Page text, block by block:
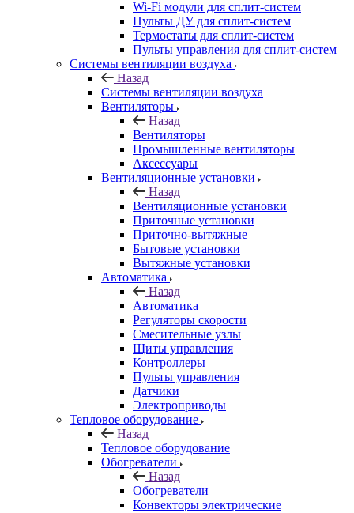
Wi-Fi модули для сплит-систем
Пульты ДУ для сплит-систем
Термостаты для сплит-систем
Пульты управления для сплит-систем
Системы вентиляции воздуха
Назад
Системы вентиляции воздуха
Вентиляторы
Назад
Вентиляторы
Промышленные вентиляторы
Аксессуары
Вентиляционные установки
Назад
Вентиляционные установки
Приточные установки
Приточно-вытяжные
Бытовые установки
Вытяжные установки
Автоматика
Назад
Автоматика
Регуляторы скорости
Смесительные узлы
Щиты управления
Контроллеры
Пульты управления
Датчики
Электроприводы
Тепловое оборудование
Назад
Тепловое оборудование
Обогреватели
Назад
Обогреватели
Конвекторы электрические